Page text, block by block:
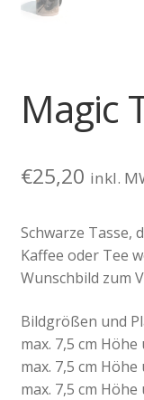
Magic
€25,20 inkl.
Schwarze Tasse,
Kaffee oder Tee
Wunschbild zum
Bildgrößen und
max. 7,5 cm
max. 7,5 cm
max. 7,5 cm